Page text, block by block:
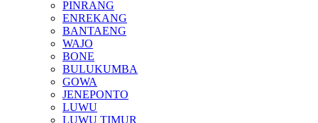
PINRANG
ENREKANG
BANTAENG
WAJO
BONE
BULUKUMBA
GOWA
JENEPONTO
LUWU
LUWU TIMUR